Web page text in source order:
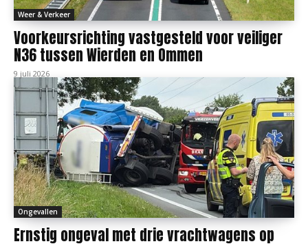
Weer & Verkeer
Voorkeursrichting vastgesteld voor veiliger
N36 tussen Wierden en Ommen
9 juli 2026
Ongevallen
Ernstig ongeval met drie vrachtwagens op